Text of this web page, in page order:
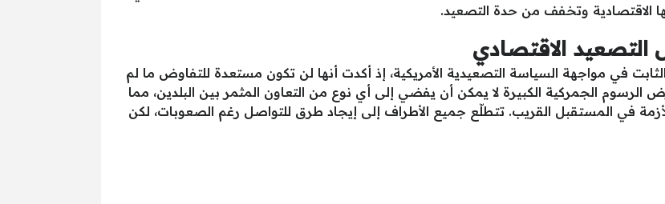
الاقتصادية وتخفف من حدة التصعيد.
الاقتصادي
في مواجهة السياسة التصعيدية الأمريكية، إذ أكدت أنها لن تكون مستعدة للتفاوض ما لم
الجمركية الكبيرة لا يمكن أن يفضي إلى أي نوع من التعاون المثمر بين البلدين، مما
في المستقبل القريب. تتطلّع جميع الأطراف إلى إيجاد طرق للتواصل رغم الصعوبات، لكن